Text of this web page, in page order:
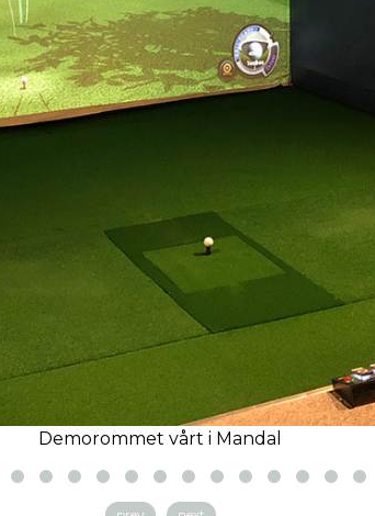
Demorommet vårt i Mandal